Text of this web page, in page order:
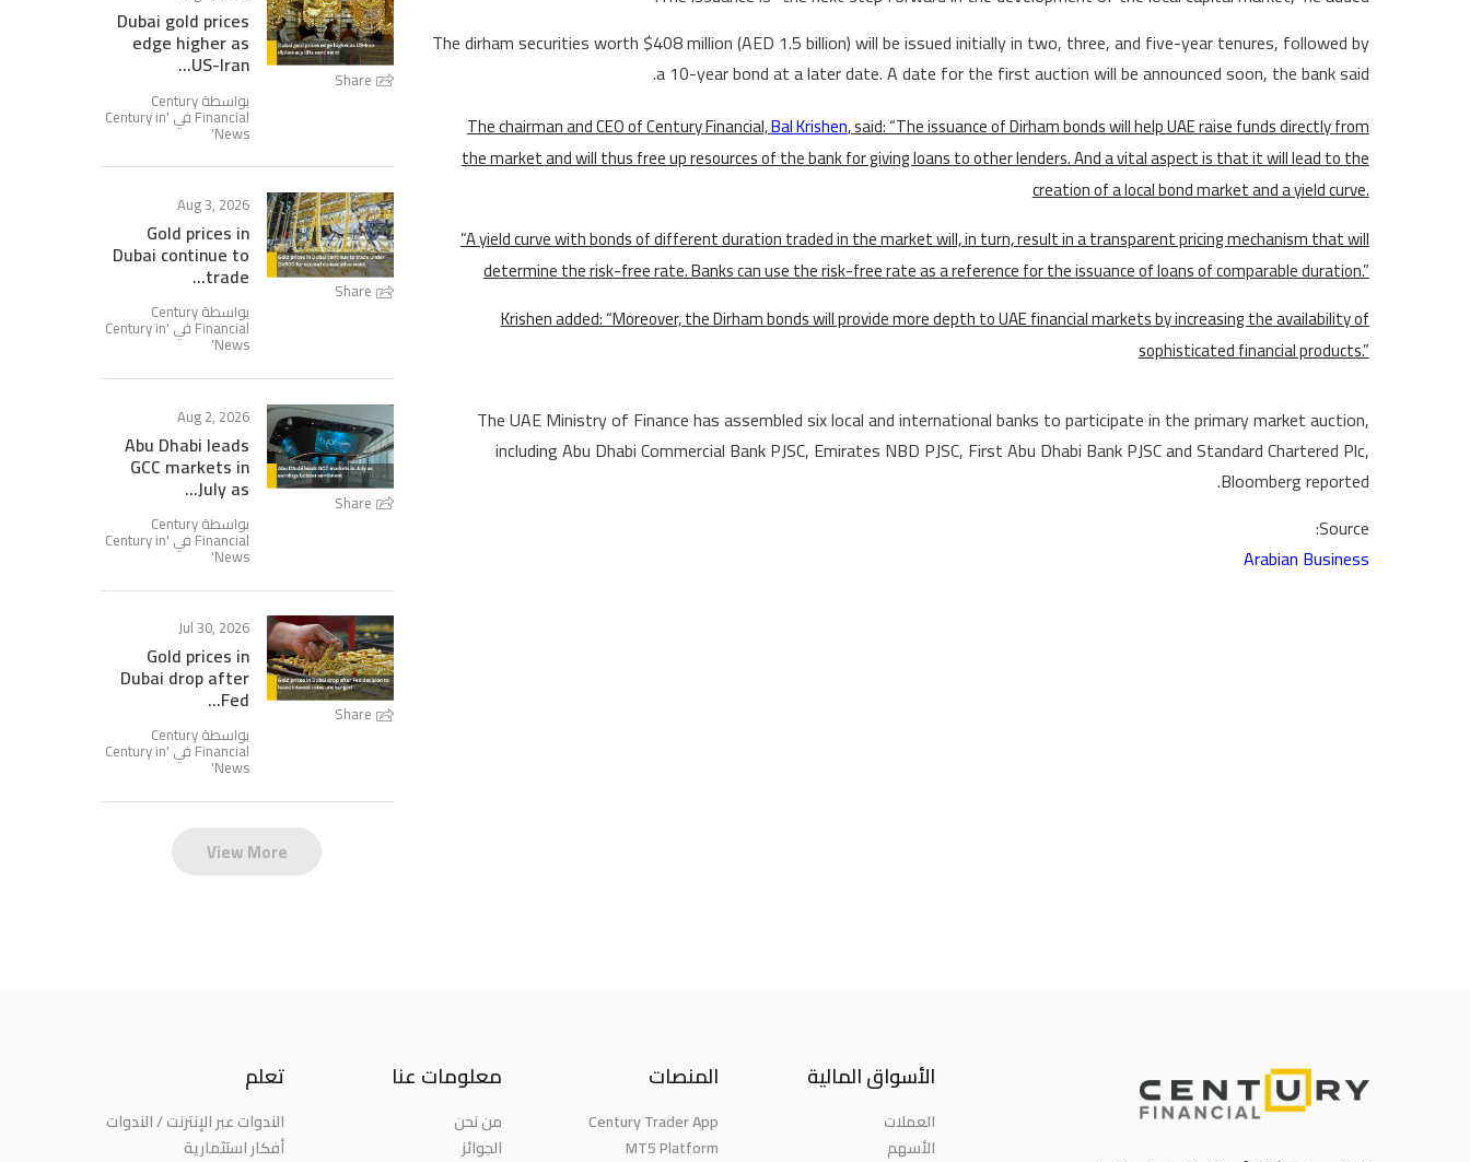
The dirham securities worth $408 million (AED 1.5 billion) will be issued initially in two, three, and five-year tenures, followed by
a 10-year bond at a later date. A date for the first auction will be announced soon, the bank said.
The chairman and CEO of Century Financial,Bal Krishen, said: “The issuance of Dirham bonds will help UAE raise funds directly from
the market and will thus free up resources of the bank for giving loans to other lenders. And a vital aspect is that it will lead to the
creation of a local bond market and a yield curve.
“A yield curve with bonds of different duration traded in the market will, in turn, result in a transparent pricing mechanism that will
determine the risk-free rate. Banks can use the risk-free rate as a reference for the issuance of loans of comparable duration.”
Krishen added: “Moreover, the Dirham bonds will provide more depth to UAE financial markets by increasing the availability of
sophisticated financial products.”
The UAE Ministry of Finance has assembled six local and international banks to participate in the primary market auction,
including Abu Dhabi Commercial Bank PJSC, Emirates NBD PJSC, First Abu Dhabi Bank PJSC and Standard Chartered Plc,
Bloomberg reported.
Source:
Arabian Business
Share
Dubai gold prices
edge higher as
US-Iran...
بواسطة Century
Financial في ' Century in
News
'
Share
Aug 3, 2026
Gold prices in
Dubai continue to
trade...
بواسطة Century
Financial في ' Century in
News
'
Share
Aug 2, 2026
Abu Dhabi leads
GCC markets in
July as...
بواسطة Century
Financial في ' Century in
News
'
Share
Jul 30, 2026
Gold prices in
Dubai drop after
Fed...
بواسطة Century
Financial في ' Century in
News
'
View More
الأسواق المالية
العملات
الأسهم
المنصات
Century Trader App
MT5 Platform
معلومات عنا
من نحن
الجوائز
تعلم
الندوات عبر الإنترنت / الندوات
أفكار استثمارية